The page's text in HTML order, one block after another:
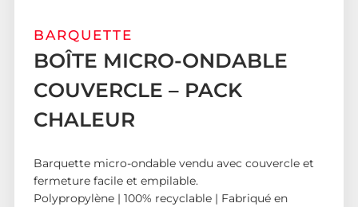
BARQUETTE
BOÎTE MICRO-ONDABLE
COUVERCLE – PACK
CHALEUR
Barquette micro-ondable vendu avec couvercle et
fermeture facile et empilable.
Polypropylène | 100% recyclable | Fabriqué en